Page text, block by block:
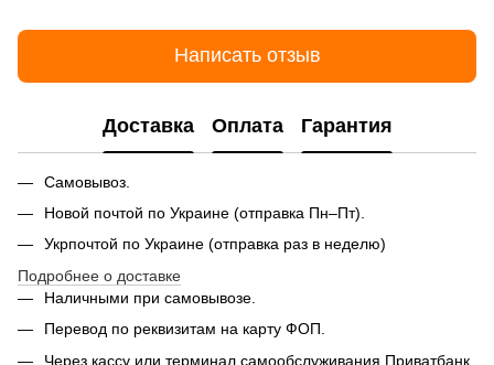
Написать отзыв
Доставка Оплата Гарантия
Самовывоз.
Новой почтой по Украине (отправка Пн–Пт).
Укрпочтой по Украине (отправка раз в неделю)
Подробнее о доставке
Наличными при самовывозе.
Перевод по реквизитам на карту ФОП.
Через кассу или терминал самообслуживания Приватбанк.